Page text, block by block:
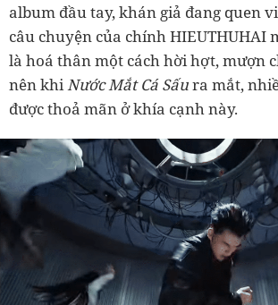
album đầu tay, khán giả đang quen
câu chuyện của chính HIEUTHUHAI
là hoá thân một cách hời hợt, mượn
nên khiNước Mắt Cá Sấura mắt,
được thoả mãn ở khía cạnh này.